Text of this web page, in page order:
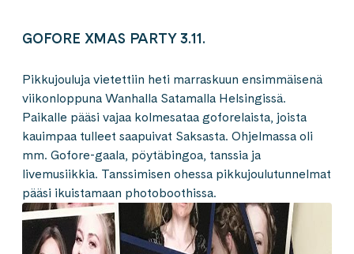
GOFORE XMAS PARTY 3.11.
Pikkujouluja vietettiin heti marraskuun ensimmäisenä
viikonloppuna Wanhalla Satamalla Helsingissä.
Paikalle pääsi vajaa kolmesataa goforelaista, joista
kauimpaa tulleet saapuivat Saksasta. Ohjelmassa oli
mm. Gofore-gaala, pöytäbingoa, tanssia ja
livemusiikkia. Tanssimisen ohessa pikkujoulutunnelmat
pääsi ikuistamaan photoboothissa.